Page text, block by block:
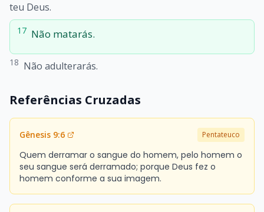
teu Deus.
17 Não matarás.
18 Não adulterarás.
Referências Cruzadas
Gênesis 9:6 Pentateuco
Quem derramar o sangue do homem, pelo homem o
seu sangue será derramado; porque Deus fez o
homem conforme a sua imagem.